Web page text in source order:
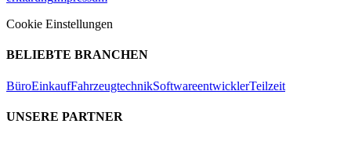
Cookie Einstellungen
BELIEBTE BRANCHEN
BüroEinkaufFahrzeugtechnikSoftwareentwicklerTeilzeit
UNSERE PARTNER